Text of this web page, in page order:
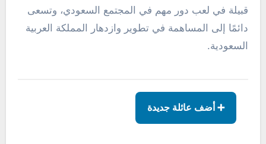
قبيلة في لعب دور مهم في المجتمع السعودي، وتسعى
دائمًا إلى المساهمة في تطوير وازدهار المملكة العربية
السعودية.
➕ أضف عائلة جديدة